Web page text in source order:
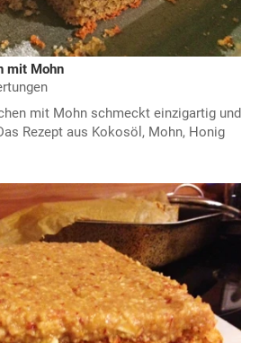
mit Mohn
mit Mohn schmeckt einzigartig und
Rezept aus Kokosöl, Mohn, Honig